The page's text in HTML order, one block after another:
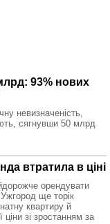
93% нових
невизначеність,
сягнувши 50 млрд
втратила в ціні
орендувати
ще торік
квартиру й
ціни зі зростанням за